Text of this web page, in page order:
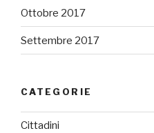
Ottobre 2017
Settembre 2017
CATEGORIE
Cittadini